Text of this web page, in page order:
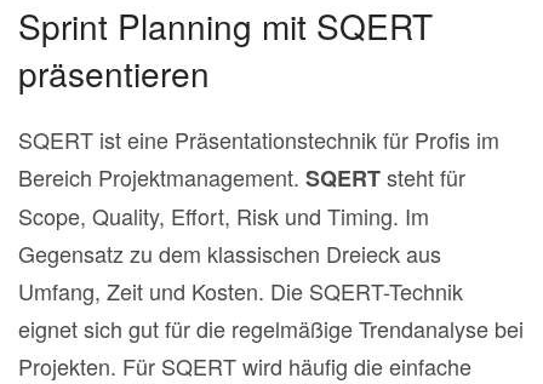
Sprint Planning mit SQERT
präsentieren
SQERT ist eine Präsentationstechnik für Profis im
Bereich Projektmanagement. SQERTsteht für
Scope, Quality, Effort, Risk und Timing. Im
Gegensatz zu dem klassischen Dreieck aus
Umfang, Zeit und Kosten. Die SQERT-Technik
eignet sich gut für die regelmäßige Trendanalyse bei
Projekten. Für SQERT wird häufig die einfache